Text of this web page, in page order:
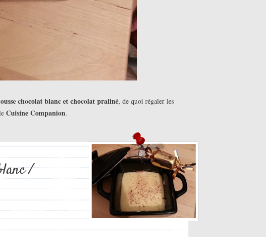
chocolat blanc et chocolat praliné, de quoi régaler les
Cuisine Companion.
/